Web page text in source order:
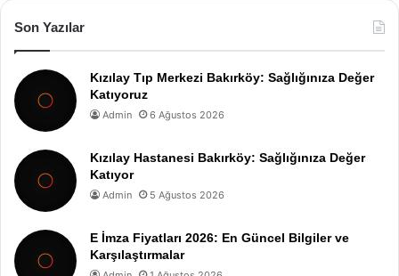
Son Yazılar
Kızılay Tıp Merkezi Bakırköy: Sağlığınıza Değer
Katıyoruz
Admin 6 Ağustos 2026
Kızılay Hastanesi Bakırköy: Sağlığınıza Değer
Katıyor
Admin 5 Ağustos 2026
E İmza Fiyatları 2026: En Güncel Bilgiler ve
Karşılaştırmalar